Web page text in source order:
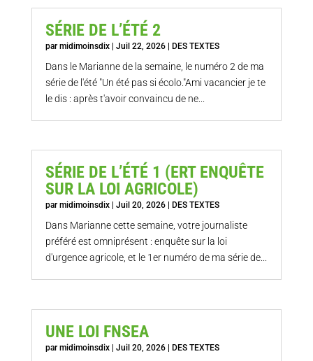
SÉRIE DE L’ÉTÉ 2
par midimoinsdix| Juil 22, 2026| DES TEXTES
Dans le Marianne de la semaine, le numéro 2 de ma
série de l'été "Un été pas si écolo."Ami vacancier je te
le dis : après t'avoir convaincu de ne...
SÉRIE DE L’ÉTÉ 1 (ERT ENQUÊTE
SUR LA LOI AGRICOLE)
par midimoinsdix| Juil 20, 2026| DES TEXTES
Dans Marianne cette semaine, votre journaliste
préféré est omniprésent : enquête sur la loi
d'urgence agricole, et le 1er numéro de ma série de...
UNE LOI FNSEA
par midimoinsdix| Juil 20, 2026| DES TEXTES